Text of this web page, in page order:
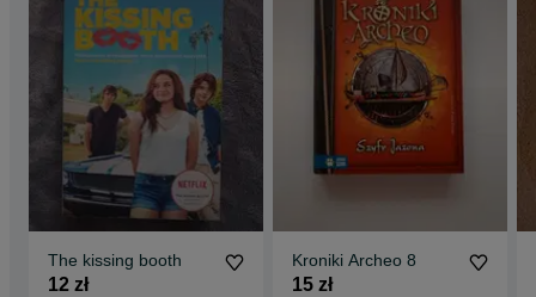
The kissing booth
12 zł
Kroniki Archeo 8
15 zł